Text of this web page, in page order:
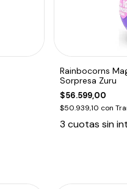
Rainbocorns
Sorpresa Zuru
$56.599,00
$50.939,10 con
3 cuotas sin